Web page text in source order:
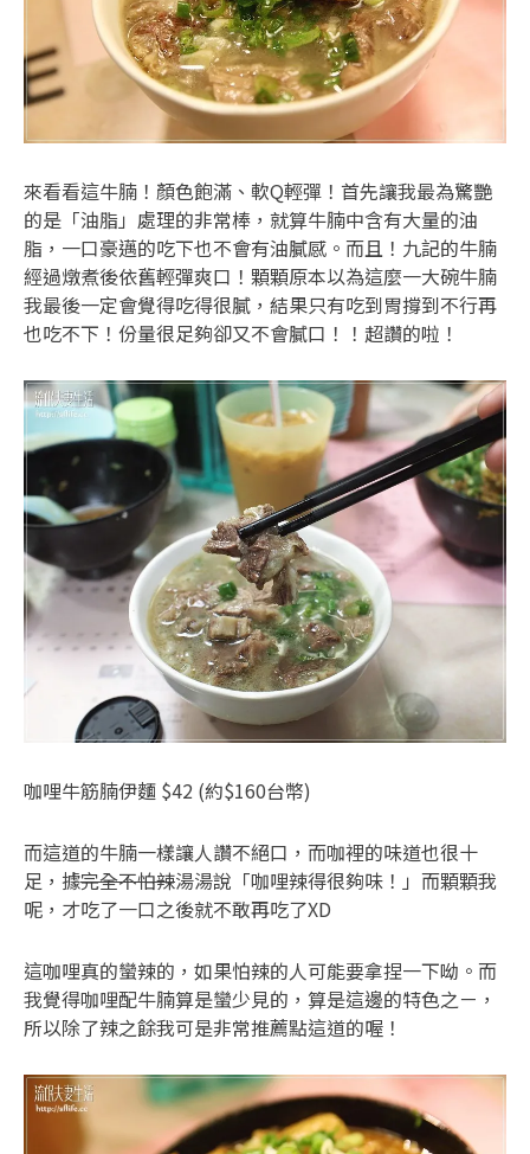
來看看這牛腩！顏色飽滿、軟Q輕彈！首先讓我最為驚艷
的是「油脂」處理的非常棒，就算牛腩中含有大量的油
脂，一口豪邁的吃下也不會有油膩感。而且！九記的牛腩
經過燉煮後依舊輕彈爽口！顆顆原本以為這麼一大碗牛腩
我最後一定會覺得吃得很膩，結果只有吃到胃撐到不行再
也吃不下！份量很足夠卻又不會膩口！！超讚的啦！
咖哩牛筋腩伊麵 $42 (約$160台幣)
而這道的牛腩一樣讓人讚不絕口，而咖裡的味道也很十
足，據完全不怕辣湯湯說「咖哩辣得很夠味！」而顆顆我
呢，才吃了一口之後就不敢再吃了XD
這咖哩真的蠻辣的，如果怕辣的人可能要拿捏一下呦。而
我覺得咖哩配牛腩算是蠻少見的，算是這邊的特色之ㄧ，
所以除了辣之餘我可是非常推薦點這道的喔！